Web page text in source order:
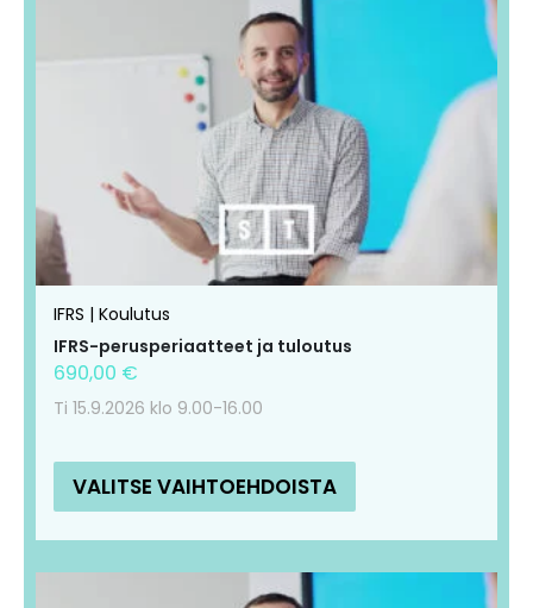
IFRS | Koulutus
IFRS-perusperiaatteet ja tuloutus
690,00 €
Ti 15.9.2026 klo 9.00-16.00
VALITSE VAIHTOEHDOISTA
useampi
muunnelma.
Voit
tehdä
valinnat
tuotteen
useampi
muunnelma.
Voit
tehdä
valinnat
tuotteen